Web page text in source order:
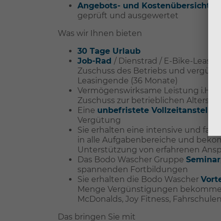
Angebots- und Kostenübersichten
geprüft und ausgewertet
Was wir Ihnen bieten
30 Tage Urlaub
Job-Rad / Dienstrad / E-Bike-
Zuschuss des Betriebs und
Leasingende (36 Monate)
Vermögenswirksame Leistung i.H.v.
Zuschuss zur betrieblichen
Eine unbefristete
Vergütung
Sie erhalten eine intensive und
in alle Aufgabenbereiche und
Unterstützung von erfahrenen
Das Bodo Wascher Gruppe
spannenden Fortbildungen
Sie erhalten die Bodo Wascher
Menge Vergünstigungen
McDonalds, Joy Fitness,
Das bringen Sie mit